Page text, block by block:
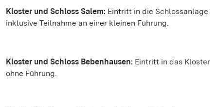
Kloster und Schloss Salem: Eintritt in die Schlossanlage
inklusive Teilnahme an einer kleinen Führung.
Kloster und Schloss Bebenhausen: Eintritt in das Kloster
ohne Führung.